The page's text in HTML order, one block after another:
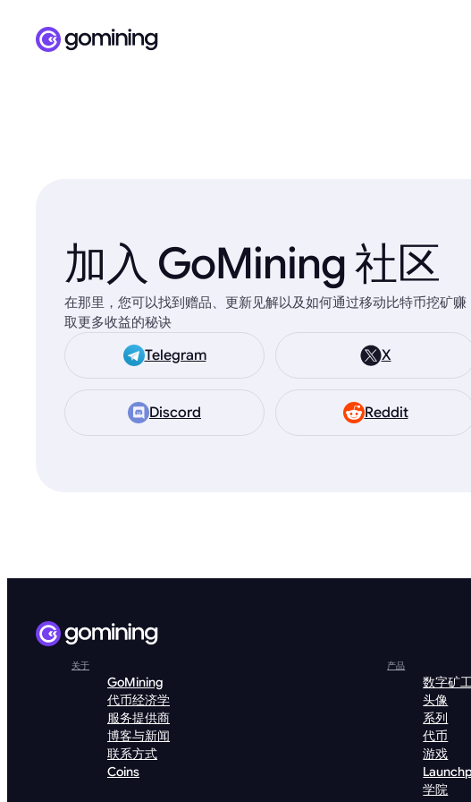
加入 GoMining 社区
在那里，您可以找到赠品、更新见解以及如何通过移动比特币挖矿赚
取更多收益的秘诀
Telegram X
Discord Reddit
关于
GoMining
代币经济学
服务提供商
博客与新闻
联系方式
Coins
产品
数字矿
头像
系列
代币
游戏
学院